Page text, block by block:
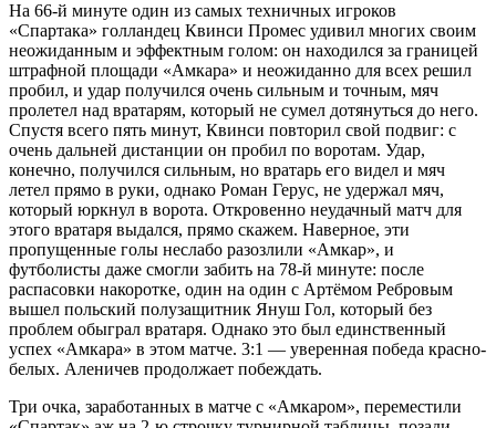
На 66-й минуте один из самых техничных игроков
«Спартака» голландец Квинси Промес удивил многих своим
неожиданным и эффектным голом: он находился за границей
штрафной площади «Амкара» и неожиданно для всех решил
пробил, и удар получился очень сильным и точным, мяч
пролетел над вратарям, который не сумел дотянуться до него.
Спустя всего пять минут, Квинси повторил свой подвиг: с
очень дальней дистанции он пробил по воротам. Удар,
конечно, получился сильным, но вратарь его видел и мяч
летел прямо в руки, однако Роман Герус, не удержал мяч,
который юркнул в ворота. Откровенно неудачный матч для
этого вратаря выдался, прямо скажем. Наверное, эти
пропущенные голы неслабо разозлили «Амкар», и
футболисты даже смогли забить на 78-й минуте: после
распасовки накоротке, один на один с Артёмом Ребровым
вышел польский полузащитник Януш Гол, который без
проблем обыграл вратаря. Однако это был единственный
успех «Амкара» в этом матче. 3:1 — уверенная победа красно-
белых. Аленичев продолжает побеждать.
Три очка, заработанных в матче с «Амкаром», переместили